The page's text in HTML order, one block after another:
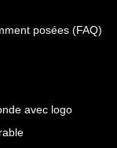
posées (FAQ)
avec logo